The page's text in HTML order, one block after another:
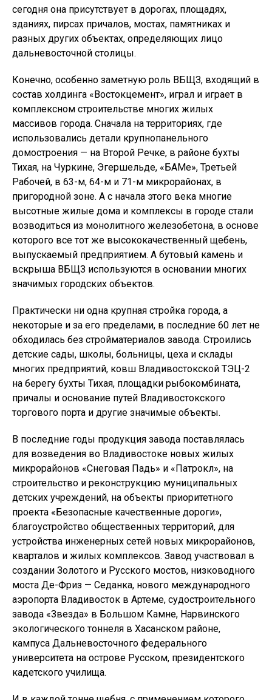
сегодня она присутствует в дорогах, площадях,
зданиях, пирсах причалов, мостах, памятниках и
разных других объектах, определяющих лицо
дальневосточной столицы.
Конечно, особенно заметную роль ВБЩЗ, входящий в
состав холдинга «Востокцемент», играл и играет в
комплексном строительстве многих жилых
массивов города. Сначала на территориях, где
использовались детали крупнопанельного
домостроения — на Второй Речке, в районе бухты
Тихая, на Чуркине, Эгершельде, «БАМе», Третьей
Рабочей, в 63-м, 64-м и 71-м микрорайонах, в
пригородной зоне. А с начала этого века многие
высотные жилые дома и комплексы в городе стали
возводиться из монолитного железобетона, в основе
которого все тот же высококачественный щебень,
выпускаемый предприятием. А бутовый камень и
вскрыша ВБЩЗ используются в основании многих
значимых городских объектов.
Практически ни одна крупная стройка города, а
некоторые и за его пределами, в последние 60 лет не
обходилась без стройматериалов завода. Строились
детские сады, школы, больницы, цеха и склады
многих предприятий, ковш Владивостокской ТЭЦ-2
на берегу бухты Тихая, площадки рыбокомбината,
причалы и основание путей Владивостокского
торгового порта и другие значимые объекты.
В последние годы продукция завода поставлялась
для возведения во Владивостоке новых жилых
микрорайонов «Снеговая Падь» и «Патрокл», на
строительство и реконструкцию муниципальных
детских учреждений, на объекты приоритетного
проекта «Безопасные качественные дороги»,
благоустройство общественных территорий, для
устройства инженерных сетей новых микрорайонов,
кварталов и жилых комплексов. Завод участвовал в
создании Золотого и Русского мостов, низководного
моста Де-Фриз — Седанка, нового международного
аэропорта Владивосток в Артеме, судостроительного
завода «Звезда» в Большом Камне, Нарвинского
экологического тоннеля в Хасанском районе,
кампуса Дальневосточного федерального
университета на острове Русском, президентского
кадетского училища.